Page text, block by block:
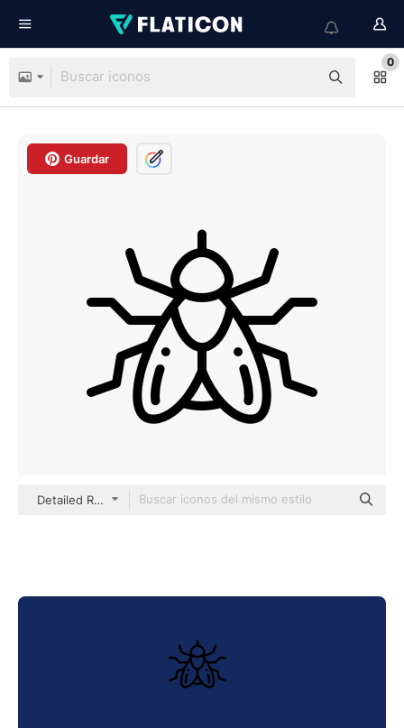
0
Guardar
Detailed Rounded Lineal